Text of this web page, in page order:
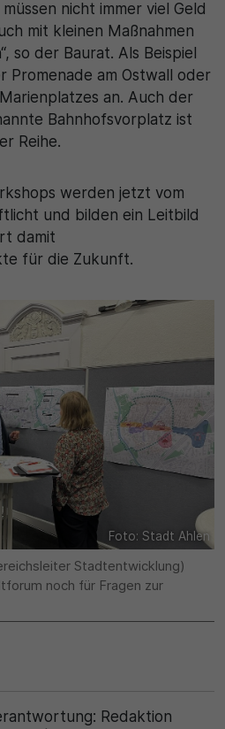
nicht immer viel Geld
mit kleinen Maßnahmen
so der Baurat. Als Beispiel
Promenade am Ostwall oder
an. Auch der
Bahnhofsvorplatz ist
Reihe.
werden jetzt vom
und bilden ein Leitbild
damit
für die Zukunft.
Foto: Stadt Ahlen
Stadtentwicklung)
noch für Fragen zur
Redaktion